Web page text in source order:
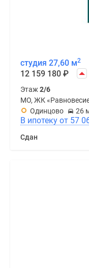
студия 27,60 м2
12 159 180 ₽
Этаж 2/6
МО, ЖК
Одинцово
26
В ипотеку от
Сдан